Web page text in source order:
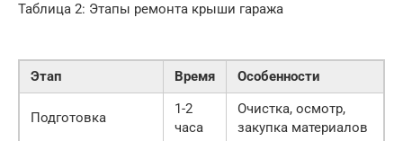
Таблица 2: Этапы ремонта крыши гаража
Этап Время Особенности
Подготовка
1-2
часа
Очистка, осмотр,
закупка материалов